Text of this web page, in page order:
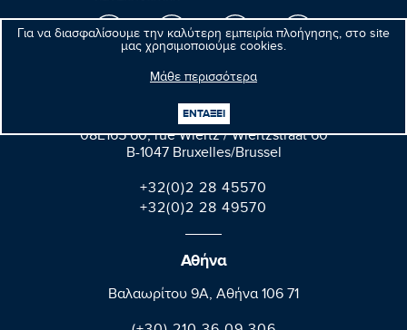
Για να διασφαλίσουμε την καλύτερη εμπειρία πλοήγησης, στο site
μας χρησιμοποιούμε cookies.
Μάθε περισσότερα
ΕΝΤΑΞΕΙ
Βρυξέλλες
Parlement européen Bât. Altiero Spinelli
08E165 60, rue Wiertz / Wiertzstraat 60
B-1047 Bruxelles/Brussel
+32(0)2 28 45570
+32(0)2 28 49570
Αθήνα
Βαλαωρίτου 9A, Aθήνα 106 71